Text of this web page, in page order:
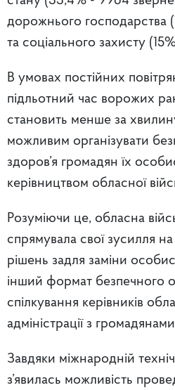
дорожнього господарства
та соціального захисту
В умовах постійних
підльотний час ворожих
становить менше за
можливим організувати
здоров’я громадян їх
керівництвом обласної
Розуміючи це, обласна
спрямувала свої зусилля
рішень задля заміни
інший формат безпечного
спілкування керівників
адміністрації з
Завдяки міжнародній
з’явилась можливість